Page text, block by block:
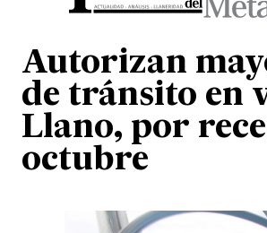
Autorizan
de tránsito en
Llano, por
octubre